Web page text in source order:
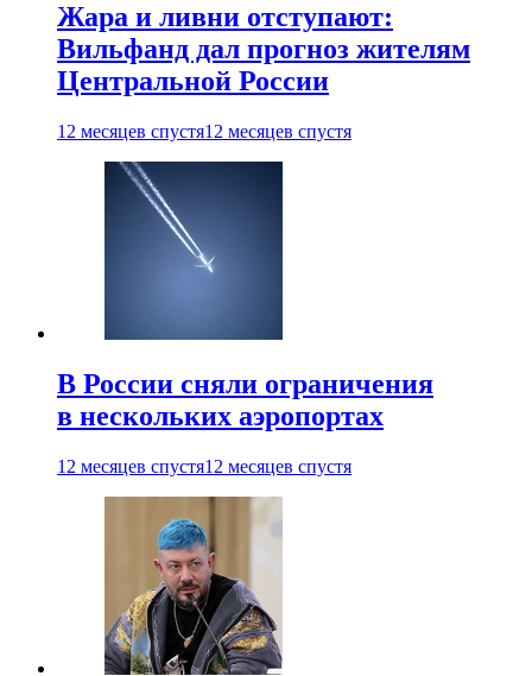
Жара и ливни отступают:
Вильфанд дал прогноз жителям
Центральной России
12 месяцев спустя12 месяцев спустя
В России сняли ограничения
в нескольких аэропортах
12 месяцев спустя12 месяцев спустя